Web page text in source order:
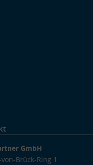
GmbH
Brück-Ring 1